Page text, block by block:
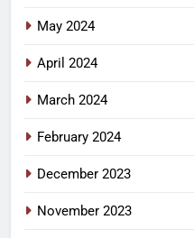
May 2024
April 2024
March 2024
February 2024
December 2023
November 2023